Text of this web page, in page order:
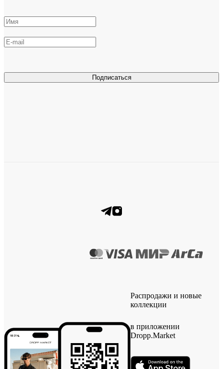
Подписаться
Распродажи и новые
коллекции
в приложении
Dropp.Market